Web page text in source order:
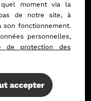
en ligne
moment via la
de notre site, à
son fonctionnement.
personnelles,
de protection des
accepter